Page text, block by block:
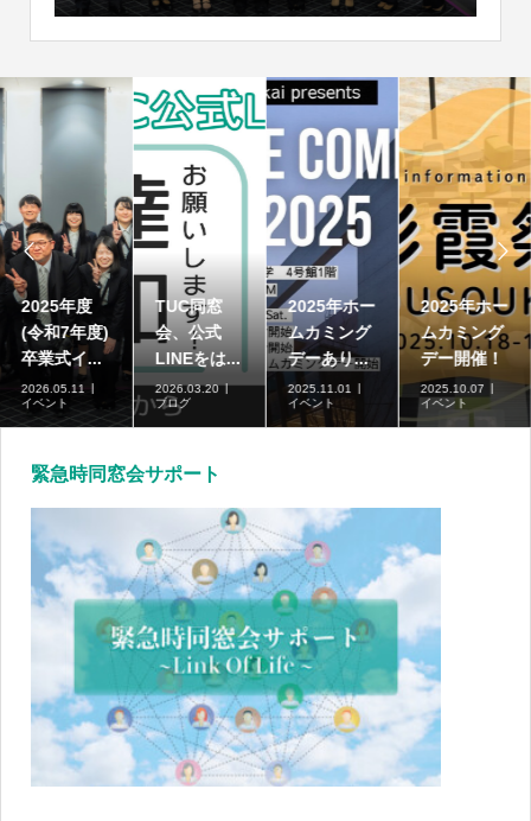

2025年度
(令和7年度)
卒業式イ...
2026.05.11
イベント
TUC同窓
会、公式
LINEをは...
2026.03.20
ブログ
2025年ホー
ムカミング
デーあり...
2025.11.01
イベント
2025年ホー
ムカミング
デー開催！
2025.10.07
イベント

緊急時同窓会サポート